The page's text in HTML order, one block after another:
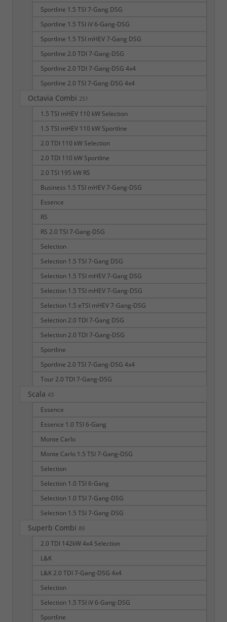
Sportline 1.5 TSI 7-Gang DSG
Sportline 1.5 TSI iV 6-Gang-DSG
Sportline 1.5 TSI mHEV 7-Gang DSG
Sportline 2.0 TDI 7-Gang-DSG
Sportline 2.0 TDI 7-Gang-DSG 4x4
Sportline 2.0 TSI 7-Gang-DSG 4x4
Octavia Combi 251
1.5 TSI mHEV 110 kW Selection
1.5 TSI mHEV 110 kW Sportline
2.0 TDI 110 kW Selection
2.0 TDI 110 kW Sportline
2.0 TSI 195 kW RS
Business 1.5 TSI mHEV 7-Gang-DSG
Essence
RS
RS 2.0 TSI 7-Gang-DSG
Selection
Selection 1.5 TSI 7-Gang DSG
Selection 1.5 TSI mHEV 7-Gang DSG
Selection 1.5 TSI mHEV 7-Gang-DSG
Selection 1.5 eTSI mHEV 7-Gang-DSG
Selection 2.0 TDI 7-Gang DSG
Selection 2.0 TDI 7-Gang-DSG
Sportline
Sportline 2.0 TSI 7-Gang-DSG 4x4
Tour 2.0 TDI 7-Gang-DSG
Scala 43
Essence
Essence 1.0 TSI 6-Gang
Monte Carlo
Monte Carlo 1.5 TSI 7-Gang-DSG
Selection
Selection 1.0 TSI 6-Gang
Selection 1.0 TSI 7-Gang-DSG
Selection 1.5 TSI 7-Gang-DSG
Superb Combi 89
2.0 TDI 142kW 4x4 Selection
L&K
L&K 2.0 TDI 7-Gang-DSG 4x4
Selection
Selection 1.5 TSI iV 6-Gang-DSG
Sportline